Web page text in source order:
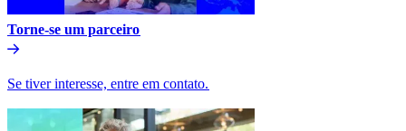
Torne-se um parceiro​​
Se tiver interesse, entre em contato.​​